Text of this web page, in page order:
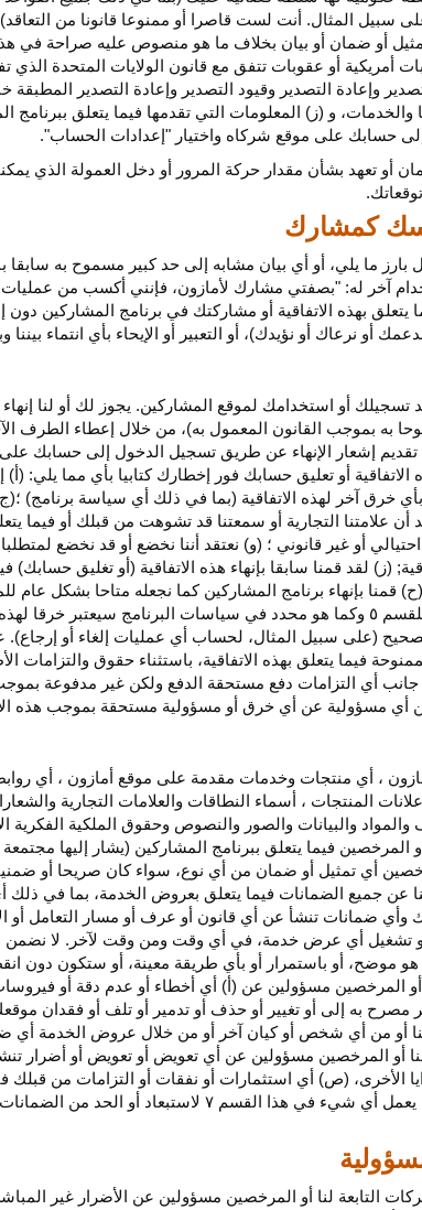
سبيل المثال. أنت لست قاصرا أو ممنوعا قانونا من
أو ضمان أو بيان بخلاف ما هو منصوص عليه صراحة في
أمريكية أو عقوبات تتفق مع قانون الولايات المتحدة
وإعادة التصدير وقيود التصدير وإعادة التصدير
والخدمات، و (ز) المعلومات التي تقدمها فيما يتعلق
حسابك على موقع شركاه واختيار "إعدادات الحساب".
أو تعهد بشأن مقدار حركة المرور أو دخل العمولة الذي
ما يلي، أو أي بيان مشابه إلى حد كبير مسموح به
آخر له: "بصفتي مشارك لأمازون، فإنني أكسب من عمليات
يتعلق بهذه الاتفاقية أو مشاركتك في برنامج المشاركين
ندعمك أو نرعاك أو نؤيدك)، أو التعبير أو الإيحاء بأي
تسجيلك أو استخدامك لموقع المشاركين. يجوز لك أو لنا
به بموجب القانون المعمول به)، من خلال إعطاء الطرف الآخر
تقديم إشعار الإنهاء عن طريق تسجيل الدخول إلى حسابك
الاتفاقية أو تعليق حسابك فور إخطارك كتابيا بأي مما
خرق آخر لهذه الاتفاقية (بما في ذلك أي سياسة برنامج)
أن علامتنا التجارية أو سمعتنا قد تشوهت من قبلك أو
أو غير قانوني ؛ (و) نعتقد أننا نخضع أو قد نخضع
(ز) لقد قمنا سابقا بإنهاء هذه الاتفاقية (أو تغليق
قمنا بإنهاء برنامج المشاركين كما نجعله متاحا بشكل
السابق (أ)، فإن أي انتهاك للقسم ٥ وكما هو محدد في سياسات
(على سبيل المثال، لحساب أي عمليات إلغاء أو إرجاع).
فيما يتعلق بهذه
الاتفاقية، باستثناء حقوق والتزامات
أي التزامات دفع مستحقة
الدفع ولكن غير مدفوعة بموجب
أي مسؤولية عن أي خرق أو مسؤولية مستحقة بموجب هذه
، أي منتجات وخدمات مقدمة على موقع أمازون ، أي
المنتجات ، أسماء النطاقات والعلامات التجارية
والمواد والبيانات والصور والنصوص وحقوق الملكية
أو المرخصين فيما يتعلق ببرنامج المشاركين (يشار إليها
أي تمثيل أو ضمان من أي نوع، سواء كان صريحا أو
عن جميع الضمانات فيما يتعلق بعروض الخدمة، بما في ذلك أي
وأي ضمانات تنشأ عن أي قانون أو عرف أو مسار التعامل أو
تشغيل أي عرض خدمة، في أي وقت ومن وقت لآخر. لا نضمن
موضح، أو باستمرار أو بأي طريقة معينة، أو ستكون دون
أو المرخصين مسؤولين عن (أ) أي أخطاء أو عدم دقة أو
مصرح به إلى أو تغيير أو حذف أو تدمير أو تلف أو فقدان
أو من أي شخص أو كيان آخر أو من خلال عروض الخدمة أي
لنا أو المرخصين مسؤولين عن أي تعويض أو تعويض أو أضرار
الأخرى، (ص) أي استثمارات أو نفقات أو التزامات من قبلك
يعمل أي شيء في هذا القسم ۷ لاستبعاد أو الحد من
التابعة لنا أو المرخصين مسؤولين عن الأضرار غير